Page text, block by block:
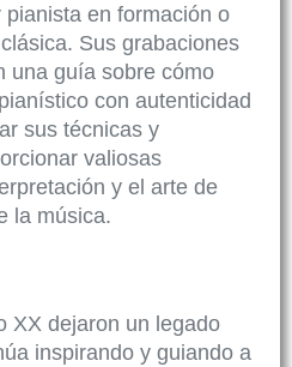
en formación o
Sus grabaciones
una guía sobre cómo
con autenticidad
sus técnicas y
valiosas
y el arte de
la música.
XX dejaron un legado
inspirando y guiando a